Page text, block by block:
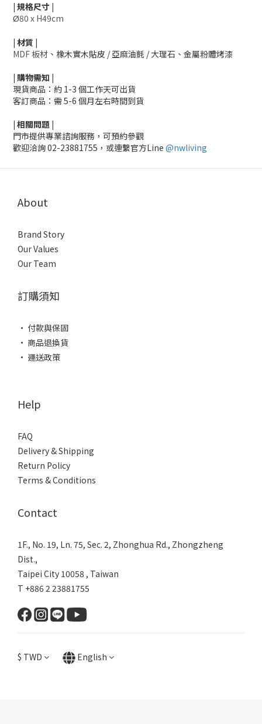
| 規格尺寸 |
Ø80 x H49cm
| 材質 |
MDF 板材 、橡木實木貼皮 / 亞麻油氈 / 大理石、金屬粉體烤漆
| 購物需知 |
現貨商品：約 1-3 個工作天可出貨
客訂商品：需 5-6 個月左右時間到貨
| 相關問題 |
門市提供專業諮詢服務，可預約參觀
歡迎洽詢02-23881755， 或連繫官方Line @nwliving
About
Brand Story
Our Values
Our Team
訂購須知
• 付款與保固
• 商品退換貨
• 運送政策
Help
FAQ
Delivery & Shipping
Return Policy
Terms & Conditions
Contact
1F., No. 19, Ln. 75, Sec. 2, Zhonghua Rd., Zhongzheng
Dist.,
Taipei City 10058 , Taiwan
T +886 2 23881755
$ TWD English